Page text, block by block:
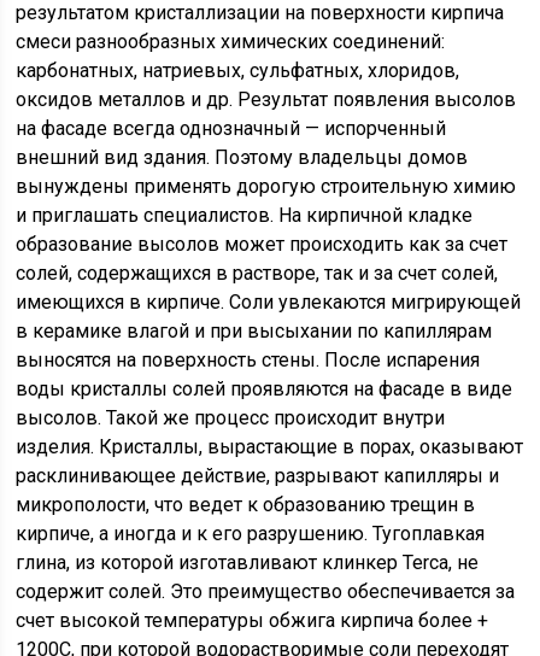
результатом кристаллизации на поверхности кирпича
смеси разнообразных химических соединений:
карбонатных, натриевых, сульфатных, хлоридов,
оксидов металлов и др. Результат появления высолов
на фасаде всегда однозначный — испорченный
внешний вид здания. Поэтому владельцы домов
вынуждены применять дорогую строительную химию
и приглашать специалистов. На кирпичной кладке
образование высолов может происходить как за счет
солей, содержащихся в растворе, так и за счет солей,
имеющихся в кирпиче. Соли увлекаются мигрирующей
в керамике влагой и при высыхании по капиллярам
выносятся на поверхность стены. После испарения
воды кристаллы солей проявляются на фасаде в виде
высолов. Такой же процесс происходит внутри
изделия. Кристаллы, вырастающие в порах, оказывают
расклинивающее действие, разрывают капилляры и
микрополости, что ведет к образованию трещин в
кирпиче, а иногда и к его разрушению. Тугоплавкая
глина, из которой изготавливают клинкер Terca, не
содержит солей. Это преимущество обеспечивается за
счет высокой температуры обжига кирпича более +
1200С, при которой водорастворимые соли переходят